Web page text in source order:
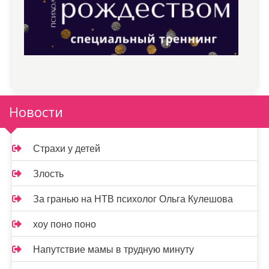
Новости
Страхи у детей
Злость
За гранью на НТВ психолог Ольга Кулешова
хоу поно поно
Напутствие мамы в трудную минуту